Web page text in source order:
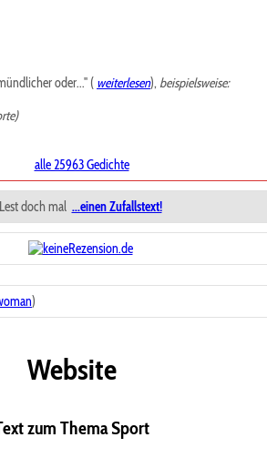
oder..." ( weiterlesen),beispielsweise:
alle 25963 Gedichte
Lest doch mal ...einen Zufallstext!
)
Website
zum Thema Sport